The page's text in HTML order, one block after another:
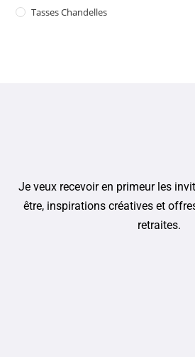
Tasses Chandelles
Je veux recevoir en primeur les
être, inspirations créatives et
retraites.